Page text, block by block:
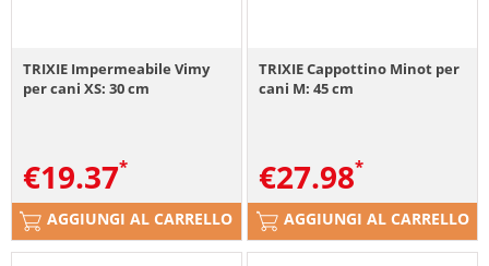
TRIXIE Impermeabile Vimy
per cani XS: 30 cm
€19.37
AGGIUNGI AL CARRELLO
TRIXIE Cappottino Minot per
cani M: 45 cm
€27.98
AGGIUNGI AL CARRELLO